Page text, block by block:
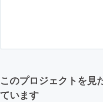
このプロジェクトを見
ています